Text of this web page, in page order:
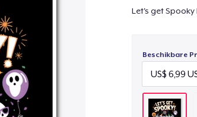
Let's get Spooky
Beschikbare